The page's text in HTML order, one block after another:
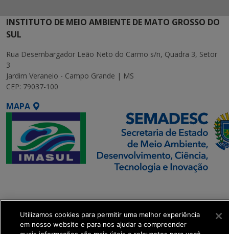
INSTITUTO DE MEIO AMBIENTE DE MATO GROSSO DO
SUL
Rua Desembargador Leão Neto do Carmo s/n, Quadra 3, Setor
3
Jardim Veraneio - Campo Grande | MS
CEP: 79037-100
MAPA
Executiva de
Transformação Digital
Utilizamos cookies para permitir uma melhor experiência
em nosso website e para nos ajudar a compreender